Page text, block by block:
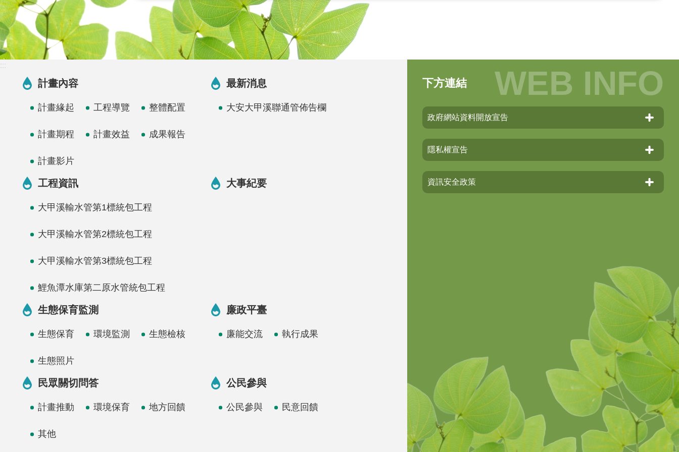
:::
計畫內容
計畫緣起 工程導覽 整體配置
計畫期程 計畫效益 成果報告
計畫影片
最新消息
大安大甲溪聯通管佈告欄
工程資訊
大甲溪輸水管第1標統包工程
大甲溪輸水管第2標統包工程
大甲溪輸水管第3標統包工程
鯉魚潭水庫第二原水管統包工程
大事紀要
生態保育監測
生態保育 環境監測 生態檢核
生態照片
廉政平臺
廉能交流 執行成果
民眾關切問答
計畫推動 環境保育 地方回饋
其他
公民參與
公民參與 民意回饋
下方連結
政府網站資料開放宣告
隱私權宣告
資訊安全政策